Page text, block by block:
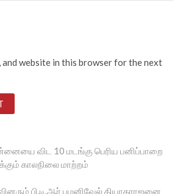
and website in this browser for the next
விட 10 மடங்கு பெரிய பனிப்பாறை
காலநிலை மாற்றம்
பி.டி.ஆர் பழனிவேல் தியாகராஜனை